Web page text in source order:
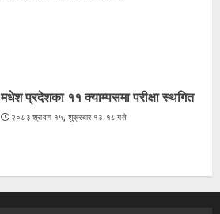
मधेश प्रदेशका ११ क्याम्पसमा परीक्षा स्थगित
२०८३ श्रावण १५, शुक्रबार १३:१८ गते